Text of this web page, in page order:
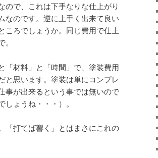
ので、これは下手なりな仕上がり
なのです。逆に上手く出来て良い
ころでしょうか。同じ費用で仕上
「材料」と「時間」で、塗装費用
と思います。塗装は単にコンプレ
事が出来るという事では無いので
ょうね・・・）。
「打てば響く」とはまさにこれの